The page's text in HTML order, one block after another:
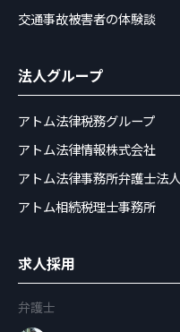
交通事故被害者の体験談
法人グループ
アトム法律税務グループ
アトム法律情報株式会社
アトム法律事務所弁護士法人
アトム相続税理士事務所
求人採用
弁護士